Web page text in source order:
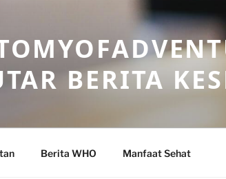
BERITA
Berita WHO Manfaat Sehat